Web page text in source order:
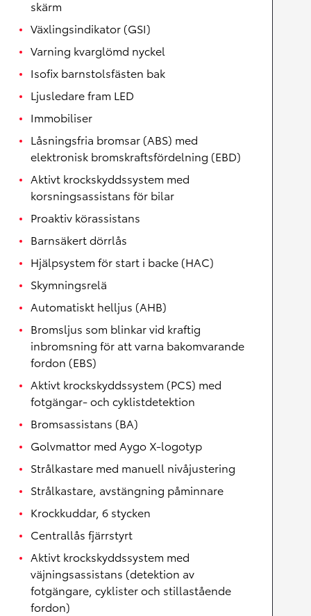
skärm
Växlingsindikator (GSI)
Varning kvarglömd nyckel
Isofix barnstolsfästen bak
Ljusledare fram LED
Immobiliser
Låsningsfria bromsar (ABS) med
elektronisk bromskraftsfördelning (EBD)
Aktivt krockskyddssystem med
korsningsassistans för bilar
Proaktiv körassistans
Barnsäkert dörrlås
Hjälpsystem för start i backe (HAC)
Skymningsrelä
Automatiskt helljus (AHB)
Bromsljus som blinkar vid kraftig
inbromsning för att varna bakomvarande
fordon (EBS)
Aktivt krockskyddssystem (PCS) med
fotgängar- och cyklistdetektion
Bromsassistans (BA)
Golvmattor med Aygo X-logotyp
Strålkastare med manuell nivåjustering
Strålkastare, avstängning påminnare
Krockkuddar, 6 stycken
Centrallås fjärrstyrt
Aktivt krockskyddssystem med
väjningsassistans (detektion av
fotgängare, cyklister och stillastående
fordon)